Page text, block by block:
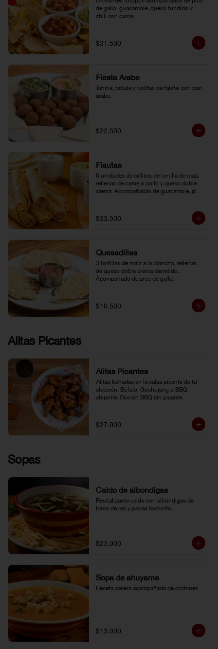
de gallo, guacamole, queso fundido y
chili con carne.
$31.500
Fiesta Árabe
Tahine, tabule y bolitas de falafel con pan
árabe.
$22.500
Flautas
6 unidades de rollitos de tortilla de maíz
rellenas de carne o pollo y queso doble
crema. Acompañadas de guacamole, pico
$33.500
Quesadillas
3 tortillas de maíz a la plancha, rellenas
de queso doble crema derretido.
Acompañado de pico de gallo.
$16.500
Alitas Picantes
Alitas Picantes
Alitas bañadas en la salsa picante de tu
elección: Búfalo, Gochujang o BBQ
chipotle. Opción BBQ sin picante.
$27.000
Sopas
Caldo de albóndigas
Revitalizante caldo con albóndigas de
lomo de res y papas fosforito.
$23.000
Sopa de ahuyama
Receta casera acompañada de crutones.
$13.000